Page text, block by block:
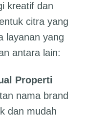
kreatif dan
citra yang
layanan yang
antara lain:
Properti
nama brand
dan mudah